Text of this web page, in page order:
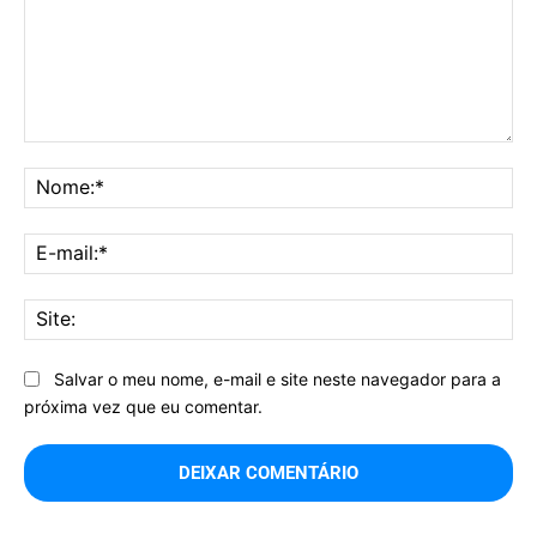
Salvar o meu nome, e-mail e site neste navegador para a
próxima vez que eu comentar.